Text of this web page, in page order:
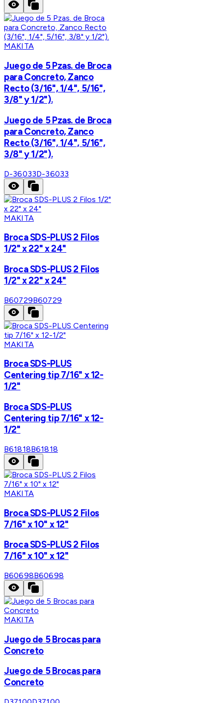
MAKITA
Juego de 5 Pzas. de Broca
para Concreto, Zanco
Recto (3/16", 1/4", 5/16",
3/8" y 1/2").
Juego de 5 Pzas. de Broca
para Concreto, Zanco
Recto (3/16", 1/4", 5/16",
3/8" y 1/2").
D-36033D-36033
MAKITA
Broca SDS-PLUS 2 Filos
1/2" x 22" x 24"
Broca SDS-PLUS 2 Filos
1/2" x 22" x 24"
B60729B60729
MAKITA
Broca SDS-PLUS
Centering tip 7/16" x 12-
1/2"
Broca SDS-PLUS
Centering tip 7/16" x 12-
1/2"
B61818B61818
MAKITA
Broca SDS-PLUS 2 Filos
7/16" x 10" x 12"
Broca SDS-PLUS 2 Filos
7/16" x 10" x 12"
B60698B60698
MAKITA
Juego de 5 Brocas para
Concreto
Juego de 5 Brocas para
Concreto